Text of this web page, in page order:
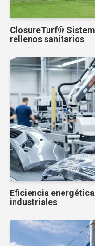
ClosureTurf®
rellenos sanitarios
Eficiencia
industriales